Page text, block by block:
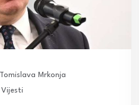
Tomislava Mrkonja
Vijesti